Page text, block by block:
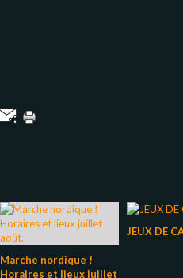
Marche nordique !
Horaires et lieux juillet
JEUX DE